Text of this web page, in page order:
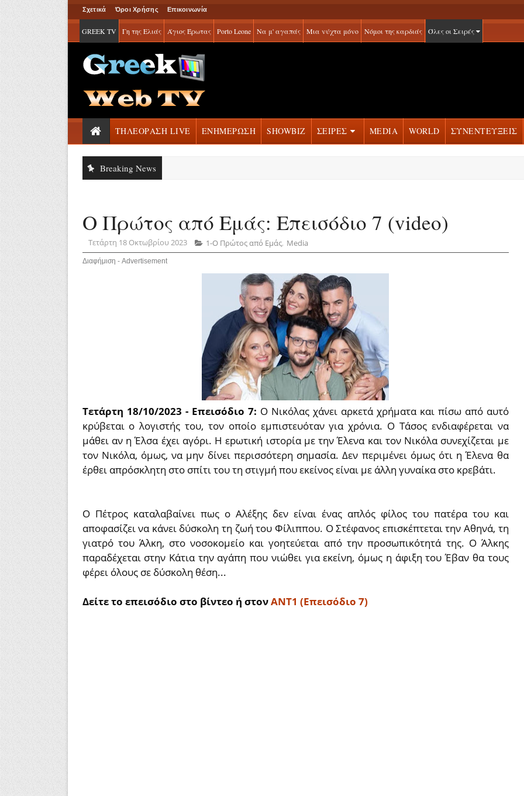
Σχετικά Όροι Χρήσης Επικοινωνία
GREEK TV Γη της Ελιάς Άγιος Έρωτας Porto Leone Να μ' αγαπάς Μια νύχτα μόνο Νόμοι της καρδιάς Όλες οι Σειρές
ΤΗΛΕΟΡΑΣΗ LIVE ΕΝΗΜΕΡΩΣΗ SHOWBIZ ΣΕΙΡΕΣ MEDIA WORLD ΣΥΝΕΝΤΕΥΞΕΙΣ
Breaking News
Ο Πρώτος από Εμάς: Επεισόδιο 7 (video)
Τετάρτη 18 Οκτωβρίου 2023 1-Ο Πρώτος από Εμάς, Media
Διαφήμιση - Advertisement
Τετάρτη 18/10/2023 - Επεισόδιο 7: Ο Νικόλας χάνει αρκετά χρήματα και πίσω από αυτό
κρύβεται ο λογιστής του, τον οποίο εμπιστευόταν για χρόνια. Ο Τάσος ενδιαφέρεται να
μάθει αν η Έλσα έχει αγόρι. Η εpωτική ιστορία με την Έλενα και τον Νικόλα συνεχίζεται με
τον Νικόλα, όμως, να μην δίνει περισσότερη σημασία. Δεν περιμένει όμως ότι η Έλενα θα
έρθει απρόσκλητη στο σπίτι του τη στιγμή που εκείνος είναι με άλλη γυναίκα στο κρεβάτι.
Ο Πέτρος καταλαβαίνει πως ο Αλέξης δεν είναι ένας απλός φίλος του πατέρα του και
αποφασίζει να κάνει δύσκολη τη ζωή του Φίλιππου. Ο Στέφανος επισκέπτεται την Αθηνά, τη
γιατρό του Άλκη, στο νοσοκομείο και γοητεύεται από την προσωπικότητά της. Ο Άλκης
παραδέχεται στην Κάτια την αγάπη που νιώθει για εκείνη, όμως η άφιξη του Έβαν θα τους
φέρει όλους σε δύσκολη θέση...
Δείτε το επεισόδιο στο βίντεο ή στονΑΝΤ1 (Επεισόδιο 7)